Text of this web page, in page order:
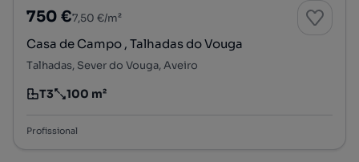
750 €7,50 €/m²
Casa de Campo , Talhadas do Vouga
Talhadas, Sever do Vouga, Aveiro
Tipologia
T3
Preço por metro quadrado
100 m²
Profissional